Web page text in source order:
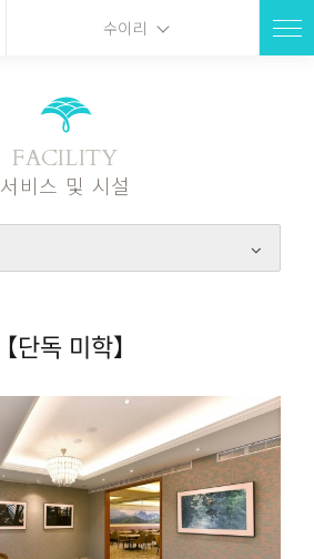
수이리
FACILITY
서비스 및 시설
【단독 미학】